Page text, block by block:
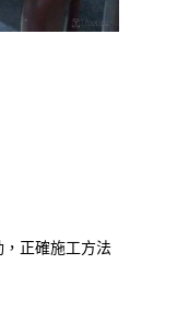
正確施工方法